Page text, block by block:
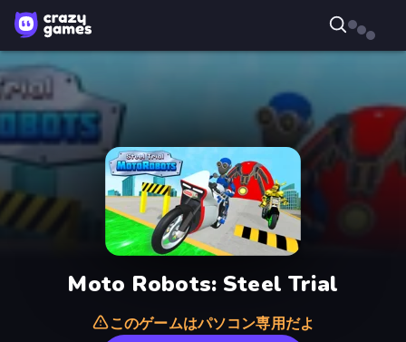
Moto Robots: Steel Trial
このゲームはパソコン専用だよ